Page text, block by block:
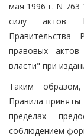
мая 1996 г. N 763
силу актов
Правительства
правовых актов
власти" при
Таким
Правила приняты
пределах
соблюдением